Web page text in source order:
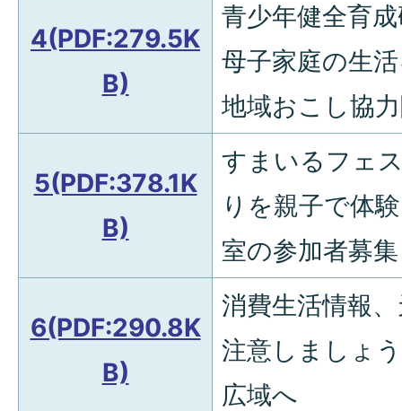
4(PDF:279.5K
B)
青少年健全育
母子家庭の生
地域おこし協
5(PDF:378.1K
B)
すまいるフェ
りを親子で体
室の参加者募集
6(PDF:290.8K
B)
消費生活情報
注意しましょ
広域へ